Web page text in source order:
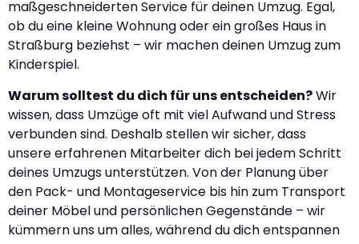
maßgeschneiderten Service für deinen Umzug. Egal,
ob du eine kleine Wohnung oder ein großes Haus in
Straßburg beziehst – wir machen deinen Umzug zum
Kinderspiel.
Warum solltest du dich für uns entscheiden?Wir
wissen, dass Umzüge oft mit viel Aufwand und Stress
verbunden sind. Deshalb stellen wir sicher, dass
unsere erfahrenen Mitarbeiter dich bei jedem Schritt
deines Umzugs unterstützen. Von der Planung über
den Pack- und Montageservice bis hin zum Transport
deiner Möbel und persönlichen Gegenstände – wir
kümmern uns um alles, während du dich entspannen